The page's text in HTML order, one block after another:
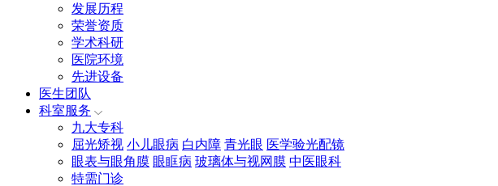
发展历程
荣誉资质
学术科研
医院环境
先进设备
医生团队
科室服务
九大专科
屈光矫视 小儿眼病 白内障 青光眼 医学验光配镜
眼表与眼角膜 眼眶病 玻璃体与视网膜 中医眼科
特需门诊